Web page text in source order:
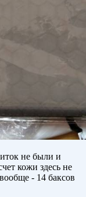
не были и
кожи здесь не
- 14 баксов